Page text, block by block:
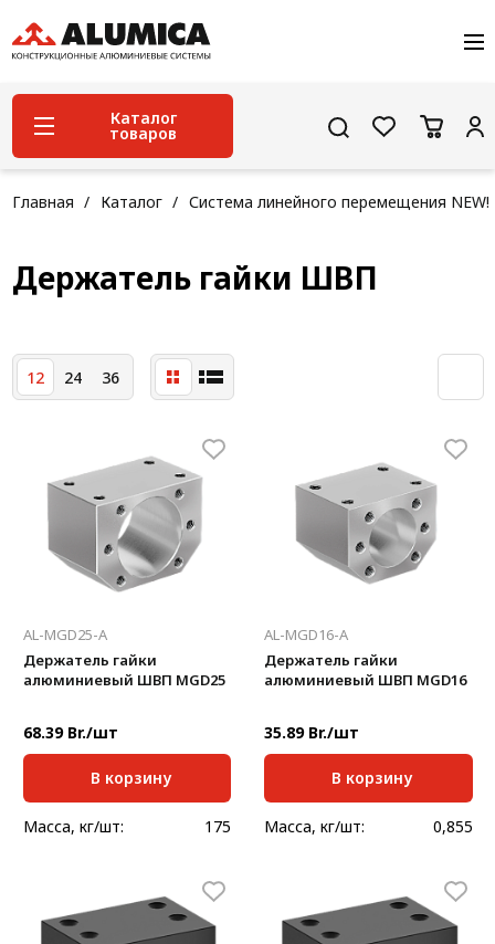
О компании
Услуги
Сервис и поддержка
Проекты
Контакты
Каталог
товаров
Система конструкционного алюминиевого
профиля
Модульная трубная система
Конвейерная фурнитура
Система линейного перемещения NEW!
Система V-паза NEW!
Алюминиевые промышленные ограждения
Крейты и кассеты Subrack systems
Профиль строительного назначения
Радиаторный алюминиевый профиль NEW!
Лист алюминиевый
Метрический крепеж
Услуги дополнительной обработки профиля
Главная Каталог Система линейного перемещения NEW!
Держатель гайки ШВП
12 24 36
AL-MGD25-A
Держатель гайки
алюминиевый ШВП MGD25
68.39 Br./шт
В корзину
Масса, кг/шт: 175
AL-MGD16-A
Держатель гайки
алюминиевый ШВП MGD16
35.89 Br./шт
В корзину
Масса, кг/шт: 0,855